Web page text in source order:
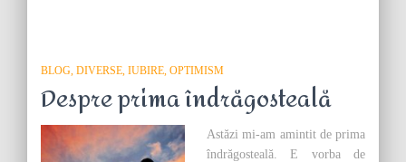
BLOG DIVERSE IUBIRE OPTIMISM
Despre prima îndrăgosteală
Astăzi mi-am amintit de prima
îndrăgosteală. E vorba de